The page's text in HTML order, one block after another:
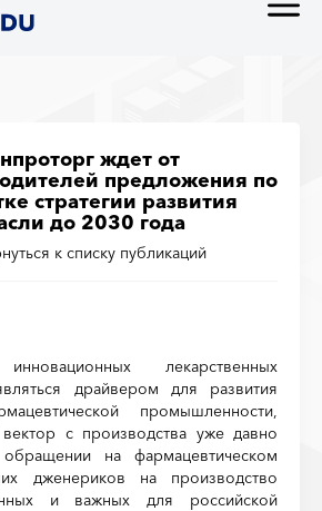
ждет от
предложения по
стратегии развития
до 2030 года
к списку публикаций
лекарственных
драйвером для развития
промышленности,
вектор с производства уже давно
на фармацевтическом
дженериков на производство
и важных для российской